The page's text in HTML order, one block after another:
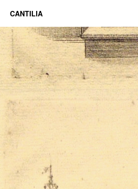
CANTILIA